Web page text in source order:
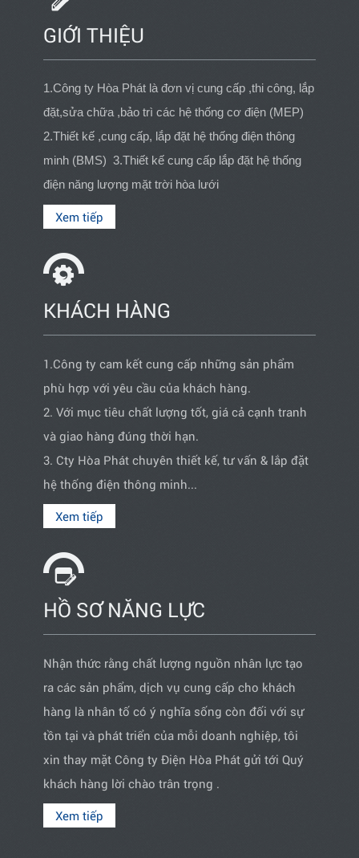
GIỚI THIỆU
1.Công ty Hòa Phát là đơn vị cung cấp ,thi công, lắp
đặt,sửa chữa ,bảo trì các hệ thống cơ điện (MEP)
2.Thiết kế ,cung cấp, lắp đặt hệ thống điện thông
minh (BMS) 3.Thiết kế cung cấp lắp đặt hệ thống
điện năng lượng mặt trời hòa lưới
Xem tiếp
KHÁCH HÀNG
1.Công ty cam kết cung cấp những sản phẩm
phù hợp với yêu cầu của khách hàng.
2. Với mục tiêu chất lượng tốt, giá cả cạnh tranh
và giao hàng đúng thời hạn.
3. Cty Hòa Phát chuyên thiết kế, tư vấn & lắp đặt
hệ thống điện thông minh...
Xem tiếp
HỒ SƠ NĂNG LỰC
Nhận thức rằng chất lượng nguồn nhân lực tạo
ra các sản phẩm, dịch vụ cung cấp cho khách
hàng là nhân tố có ý nghĩa sống còn đối với sự
tồn tại và phát triển của mỗi doanh nghiệp, tôi
xin thay mặt Công ty Điện Hòa Phát gửi tới Quý
khách hàng lời chào trân trọng .
Xem tiếp